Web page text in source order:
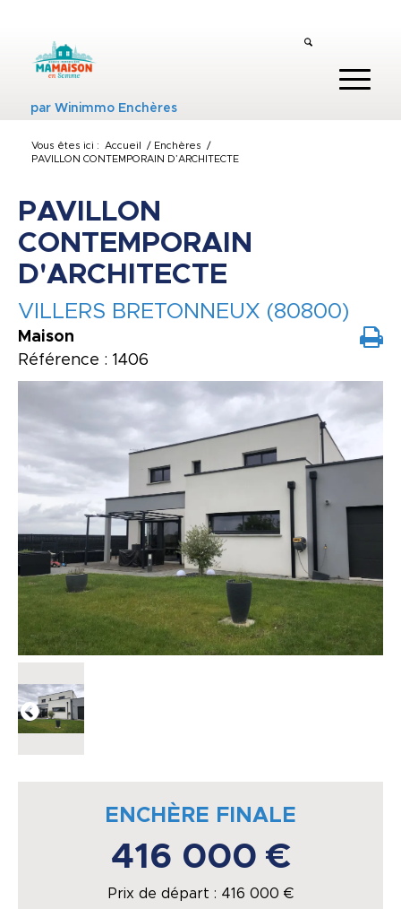
parWinimmo Enchères
Vous êtes ici : Accueil / Enchères
/
PAVILLON CONTEMPORAIN D’ARCHITECTE
PAVILLON
CONTEMPORAIN
D'ARCHITECTE
VILLERS BRETONNEUX (80800)
Maison
Référence : 1406
ENCHÈRE FINALE
416 000 €
Prix de départ : 416 000 €